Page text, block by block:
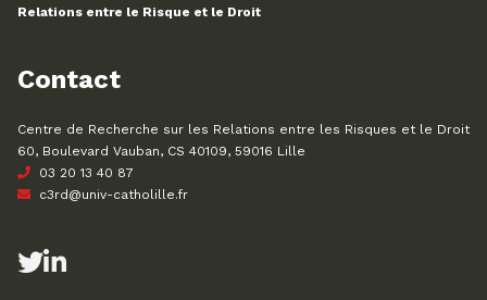
Relations entre le Risque et le Droit
Contact
Centre de Recherche sur les Relations entre les Risques et le Droit
60, Boulevard Vauban, CS 40109, 59016 Lille
03 20 13 40 87
c3rd@univ-catholille.fr